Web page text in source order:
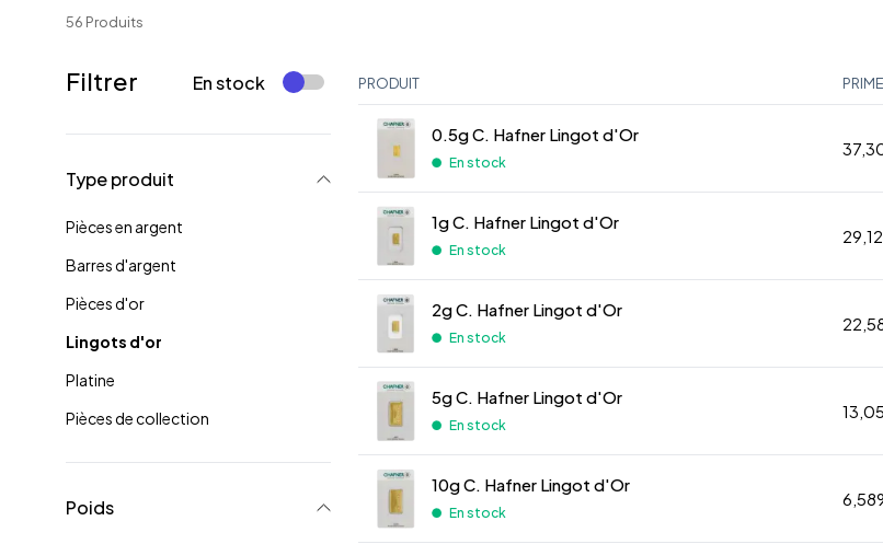
56 Produits
Filtrer En stock
Type produit
Pièces en argent
Barres d'argent
Pièces d'or
Lingots d'or
Platine
Pièces de collection
Poids
PRODUIT PRIME
0.5g C. Hafner Lingot d'Or
En stock
1g C. Hafner Lingot d'Or
En stock
2g C. Hafner Lingot d'Or
En stock
5g C. Hafner Lingot d'Or
En stock
10g C. Hafner Lingot d'Or
En stock